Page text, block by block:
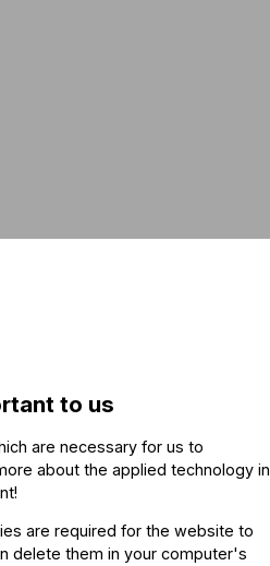
to us
are necessary for us to
about the applied technology in
!
are required for the website to
delete them in your computer's